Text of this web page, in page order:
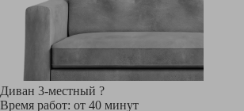
Диван 3-местный ?
Время работ: от 40 минут